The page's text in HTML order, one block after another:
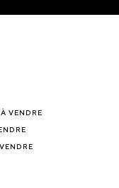
VENDRE